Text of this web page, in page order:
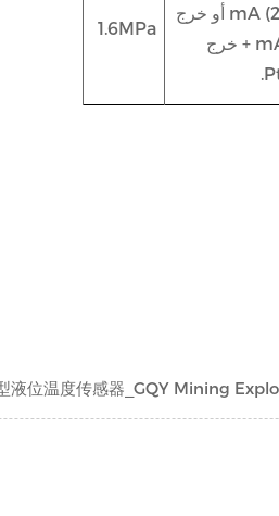
مستمر (4–20) mA أو خرج
تيار (4–20) mA + خرج
1.6MPa
液位温度传感器_GQY Mining